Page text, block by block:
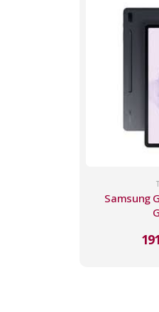
Samsung